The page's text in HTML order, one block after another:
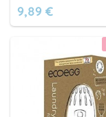
9,89 €